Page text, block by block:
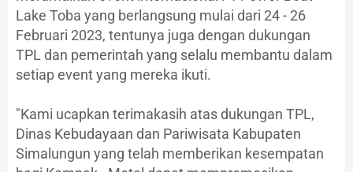
Lake Toba yang berlangsung mulai dari 24 - 26
Februari 2023, tentunya juga dengan dukungan
TPL dan pemerintah yang selalu membantu dalam
setiap event yang mereka ikuti.
"Kami ucapkan terimakasih atas dukungan TPL,
Dinas Kebudayaan dan Pariwisata Kabupaten
Simalungun yang telah memberikan kesempatan